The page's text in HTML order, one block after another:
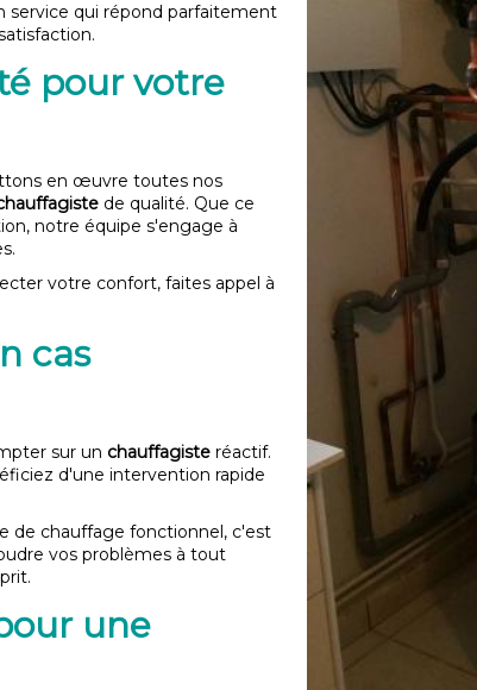
service qui répond parfaitement
pour votre
en œuvre toutes nos
de qualité. Que ce
notre équipe s'engage à
votre confort, faites appel à
cas
sur un chauffagiste réactif.
d'une intervention rapide
de chauffage fonctionnel, c'est
vos problèmes à tout
une